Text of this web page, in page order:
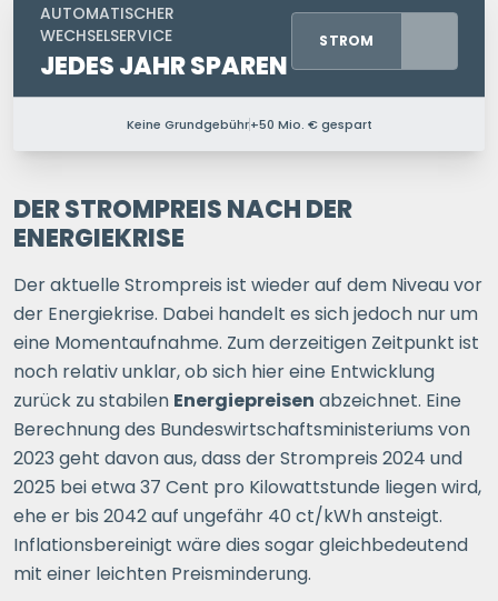
AUTOMATISCHER
WECHSELSERVICE
JEDES JAHR SPAREN
STROM
PERSONEN IM HAUSHALT
Ihre Postleitzahl
ERSPARNIS BERECHNEN
oderdirekt registrieren
Keine Grundgebühr+50 Mio. € gespart
DER STROMPREIS NACH DER
ENERGIEKRISE
Der aktuelle Strompreis ist wieder auf dem Niveau vor
der Energiekrise. Dabei handelt es sich jedoch nur um
eine Momentaufnahme. Zum derzeitigen Zeitpunkt ist
noch relativ unklar, ob sich hier eine Entwicklung
zurück zu stabilen Energiepreisen abzeichnet. Eine
Berechnung des Bundeswirtschaftsministeriums von
2023 geht davon aus, dass der Strompreis 2024 und
2025 bei etwa 37 Cent pro Kilowattstunde liegen wird,
ehe er bis 2042 auf ungefähr 40 ct/kWh ansteigt.
Inflationsbereinigt wäre dies sogar gleichbedeutend
mit einer leichten Preisminderung.